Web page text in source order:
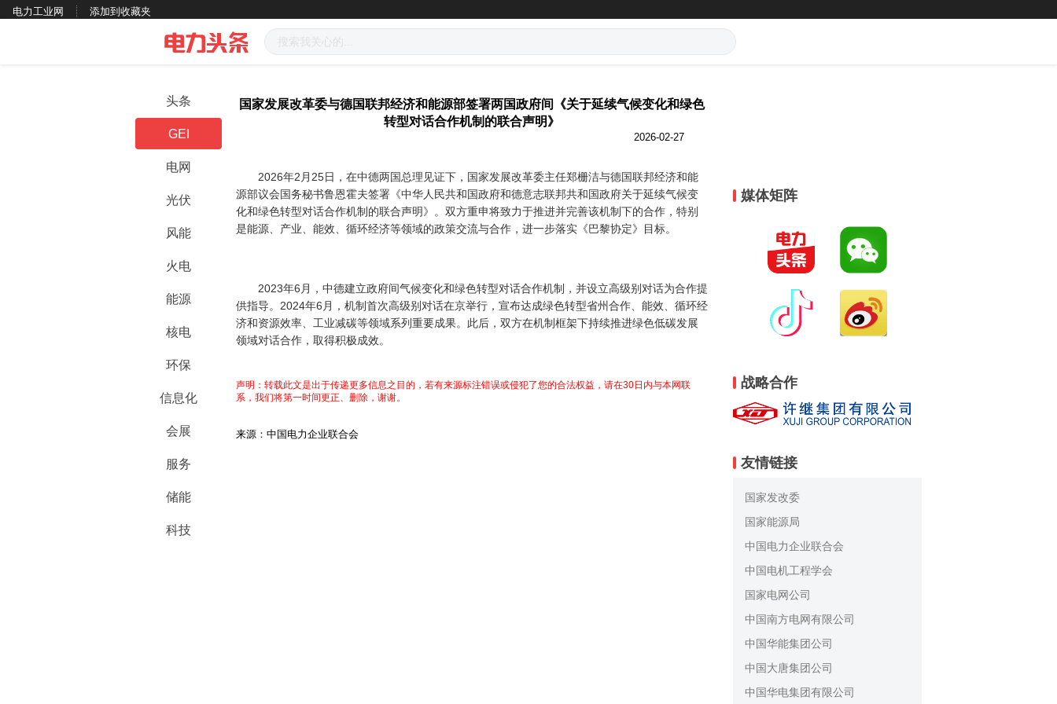
电力工业网 添加到收藏夹
头条
GEI
电网
光伏
风能
火电
能源
核电
环保
信息化
会展
服务
储能
科技
国家发展改革委与德国联邦经济和能源部签署两国政府间《关于延续气候变化和绿色
转型对话合作机制的联合声明》
2026-02-27
2026年2月25日，在中德两国总理见证下，国家发展改革委主任郑栅洁与德国联邦经济和能
源部议会国务秘书鲁恩霍夫签署《中华人民共和国政府和德意志联邦共和国政府关于延续气候变
化和绿色转型对话合作机制的联合声明》。双方重申将致力于推进并完善该机制下的合作，特别
是能源、产业、能效、循环经济等领域的政策交流与合作，进一步落实《巴黎协定》目标。
2023年6月，中德建立政府间气候变化和绿色转型对话合作机制，并设立高级别对话为合作提
供指导。2024年6月，机制首次高级别对话在京举行，宣布达成绿色转型省州合作、能效、循环经
济和资源效率、工业减碳等领域系列重要成果。此后，双方在机制框架下持续推进绿色低碳发展
领域对话合作，取得积极成效。
声明：转载此文是出于传递更多信息之目的，若有来源标注错误或侵犯了您的合法权益，请在30日内与本网联
系，我们将第一时间更正、删除，谢谢。
来源：中国电力企业联合会
媒体矩阵
战略合作
友情链接
国家发改委
国家能源局
中国电力企业联合会
中国电机工程学会
国家电网公司
中国南方电网有限公司
中国华能集团公司
中国大唐集团公司
中国华电集团有限公司